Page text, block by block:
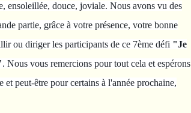
ensoleillée, douce, joviale. Nous avons vu des
partie, grâce à votre présence, votre bonne
ou diriger les participants de ce 7ème défi "Je
. Nous vous remercions pour tout cela et espérons
et peut-être pour certains à l'année prochaine,